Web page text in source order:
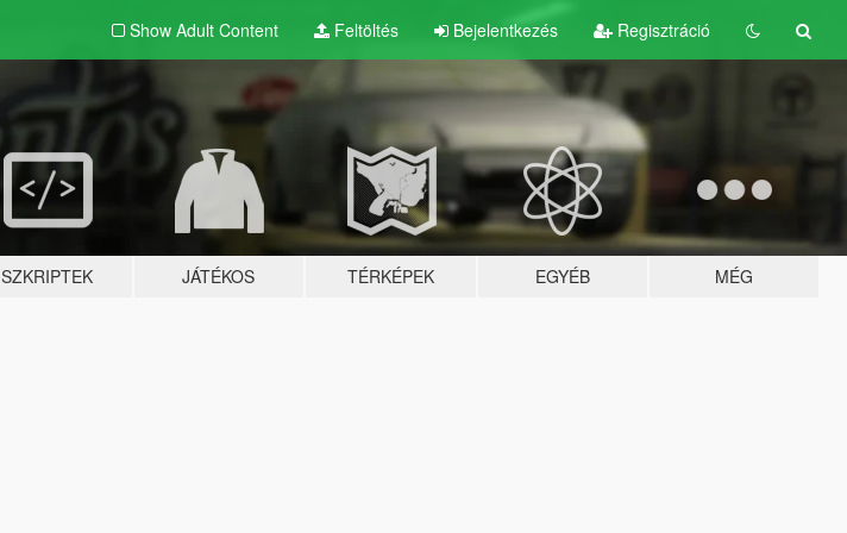
Show Adult Content Feltöltés Bejelentkezés Regisztráció
SZKRIPTEK JÁTÉKOS TÉRKÉPEK EGYÉB MÉG